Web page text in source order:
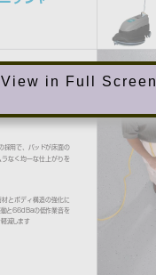
View in Full Screen